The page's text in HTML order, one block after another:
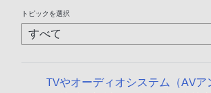
トピックを選択
TVやオーディオシステム（AVア